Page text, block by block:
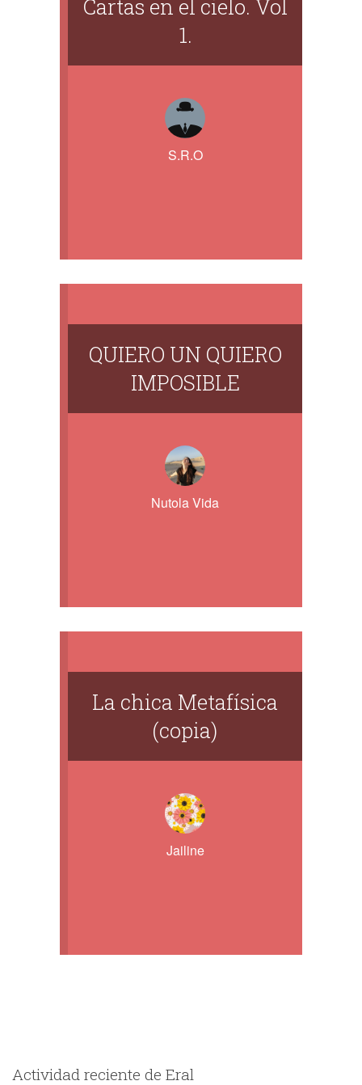
Cartas en el cielo. Vol
1.
S.R.O
QUIERO UN QUIERO
IMPOSIBLE
Nutola Vida
La chica Metafísica
(copia)
Jailine
Actividad reciente de Eral